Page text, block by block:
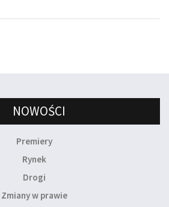
NOWOŚCI
Premiery
Rynek
Drogi
Zmiany w prawie